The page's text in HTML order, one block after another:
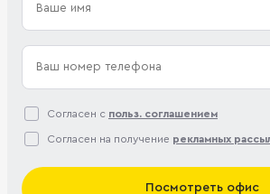
Согласен с польз. соглашением
Согласен на получение рекламных
Посмотреть офис